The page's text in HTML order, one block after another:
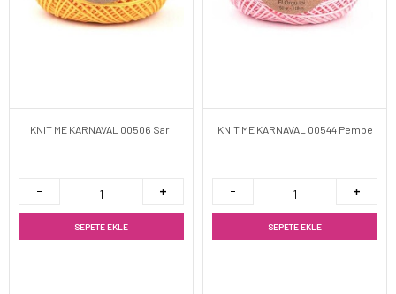
KNIT ME KARNAVAL 00506 Sarı
SEPETE EKLE
KNIT ME KARNAVAL 00544 Pembe
SEPETE EKLE